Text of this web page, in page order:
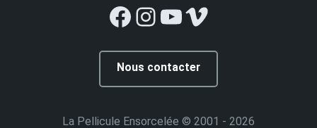
Facebook
Instagram
YouTube
Vimeo
Nous contacter
La Pellicule Ensorcelée © 2001 - 2026